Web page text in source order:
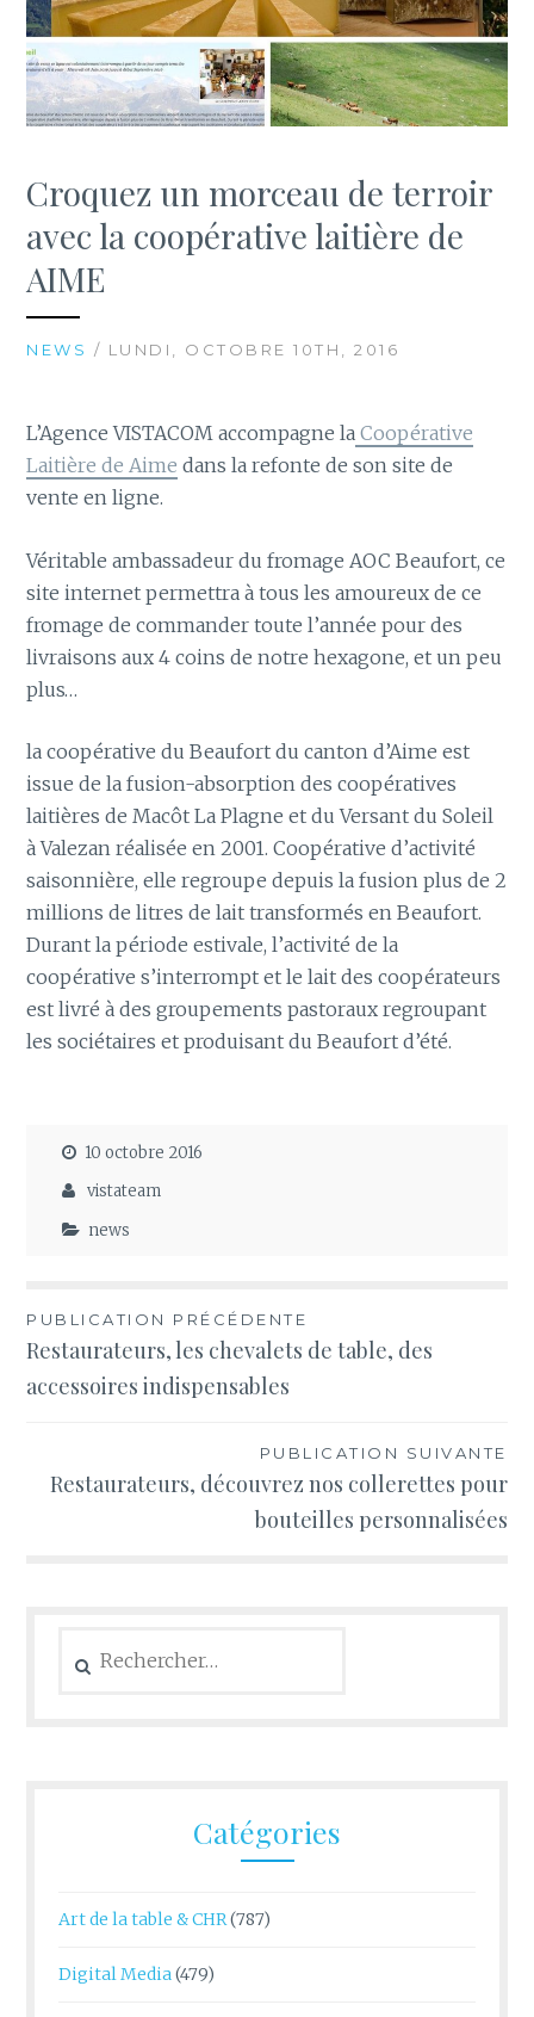
Croquez un morceau de terroir
avec la coopérative laitière de
AIME
NEWS / LUNDI, OCTOBRE 10TH, 2016
L’Agence VISTACOM accompagne la Coopérative
Laitière de Aime dans la refonte de son site de
vente en ligne.
Véritable ambassadeur du fromage AOC Beaufort, ce
site internet permettra à tous les amoureux de ce
fromage de commander toute l’année pour des
livraisons aux 4 coins de notre hexagone, et un peu
plus…
la coopérative du Beaufort du canton d’Aime est
issue de la fusion-absorption des coopératives
laitières de Macôt La Plagne et du Versant du Soleil
à Valezan réalisée en 2001. Coopérative d’activité
saisonnière, elle regroupe depuis la fusion plus de 2
millions de litres de lait transformés en Beaufort.
Durant la période estivale, l’activité de la
coopérative s’interrompt et le lait des coopérateurs
est livré à des groupements pastoraux regroupant
les sociétaires et produisant du Beaufort d’été.
10 octobre 2016
vistateam
news
Navigation
de
PUBLICATION PRÉCÉDENTE
Restaurateurs, les chevalets de table, des
accessoires indispensables
PUBLICATION SUIVANTE
Restaurateurs, découvrez nos collerettes pour
bouteilles personnalisées
Catégories
Art de la table & CHR(787)
Digital Media(479)